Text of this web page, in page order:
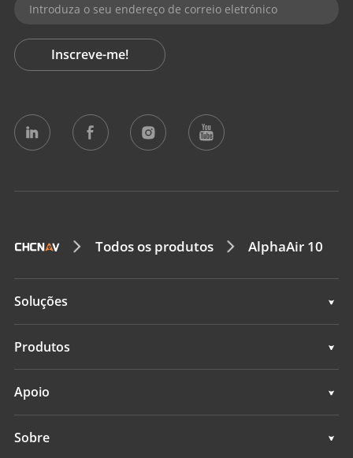
Inscreve-me!
Todos os produtos AlphaAir 10
Soluções
Topografia e engenharia
Levantamento hidrográfico
Produtos
Topografia e engenharia
Apoio
Apoio
Sobre